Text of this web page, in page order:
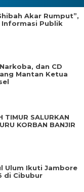
Akar Rumput”,
Publik
dan CD
Mantan Ketua
TIMUR SALURKAN
KORBAN BANJIR
Ulum Ikuti Jambore
di Cibubur